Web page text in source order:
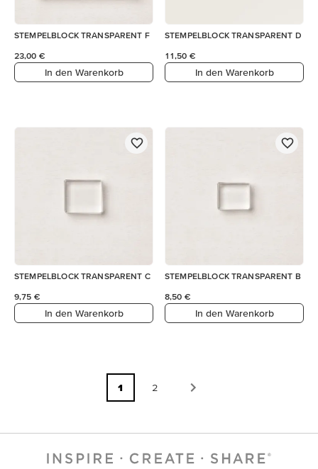
STEMPELBLOCK TRANSPARENT F
23,00 €
In den Warenkorb
STEMPELBLOCK TRANSPARENT D
11,50 €
In den Warenkorb
STEMPELBLOCK TRANSPARENT C
9,75 €
In den Warenkorb
STEMPELBLOCK TRANSPARENT B
8,50 €
In den Warenkorb
1 2